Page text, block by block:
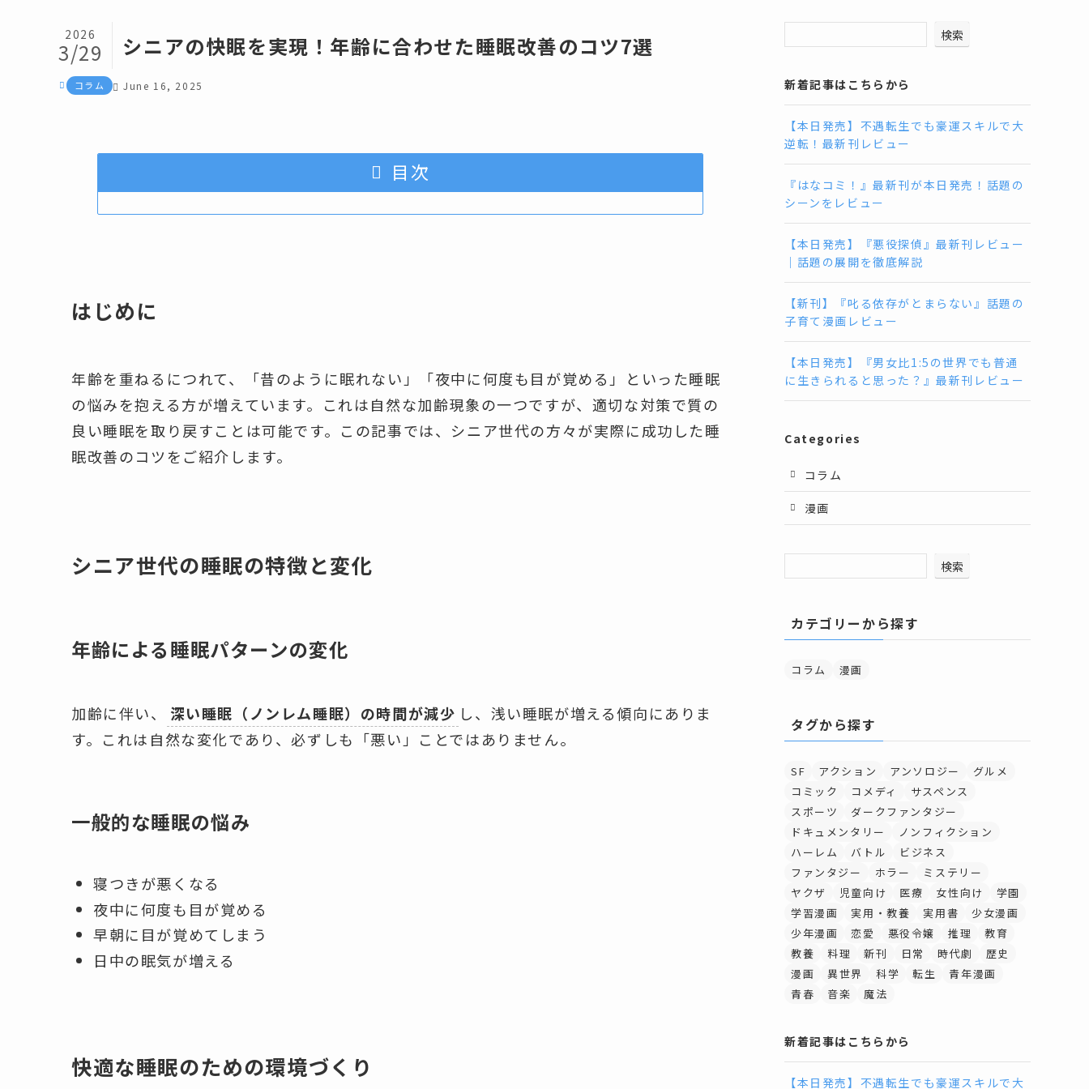
シニアの快眠を実現！年齢に合わせた睡眠改善のコツ7選
2026
3/29
コラム June 16, 2025
目次
はじめに
年齢を重ねるにつれて、「昔のように眠れない」「夜中に何度も目が覚める」といった睡眠
の悩みを抱える方が増えています。これは自然な加齢現象の一つですが、適切な対策で質の
良い睡眠を取り戻すことは可能です。この記事では、シニア世代の方々が実際に成功した睡
眠改善のコツをご紹介します。
シニア世代の睡眠の特徴と変化
年齢による睡眠パターンの変化
加齢に伴い、 深い睡眠（ノンレム睡眠）の時間が減少 し、浅い睡眠が増える傾向にありま
す。これは自然な変化であり、必ずしも「悪い」ことではありません。
一般的な睡眠の悩み
寝つきが悪くなる
夜中に何度も目が覚める
早朝に目が覚めてしまう
日中の眠気が増える
快適な睡眠のための環境づくり
検索
新着記事はこちらから
【本日発売】不遇転生でも豪運スキルで大
逆転！最新刊レビュー
『はなコミ！』最新刊が本日発売！話題の
シーンをレビュー
【本日発売】『悪役探偵』最新刊レビュー
｜話題の展開を徹底解説
【新刊】『叱る依存がとまらない』話題の
子育て漫画レビュー
【本日発売】『男女比1:5の世界でも普通
に生きられると思った？』最新刊レビュー
Categories
コラム
漫画
検索
カテゴリーから探す
コラム 漫画
タグから探す
SF アクション アンソロジー
グルメ
コミック
コメディ
サスペンス
スポーツ
ダークファンタジー
ドキュメンタリー
ノンフィクション
ハーレム
バトル
ビジネス
ファンタジー
ホラー
ミステリー
ヤクザ
児童向け 医療 女性向け
学園
学習漫画
実用・教養 実用書
少女漫画
少年漫画
恋愛 悪役令嬢 推理
教育
教養
料理 新刊 日常 時代劇
歴史
漫画
異世界 科学 転生
青年漫画
青春
音楽 魔法
新着記事はこちらから
【本日発売】不遇転生でも豪運スキルで大